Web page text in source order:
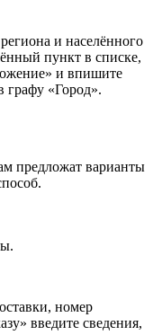
и населённого
пункт в списке,
и впишите
графу «Город».
предложат варианты
номер
введите сведения,